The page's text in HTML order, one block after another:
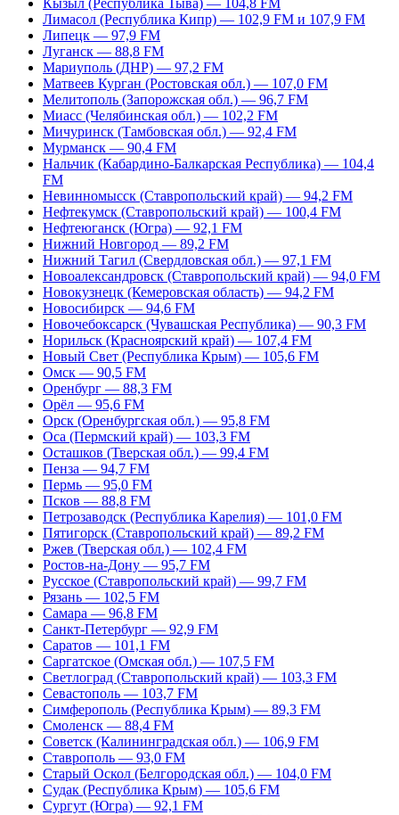
Кызыл (Республика Тыва) — 104,8 FM
Лимасол (Республика Кипр) — 102,9 FM и 107,9 FM
Липецк — 97,9 FM
Луганск — 88,8 FM
Мариуполь (ДНР) — 97,2 FM
Матвеев Курган (Ростовская обл.) — 107,0 FM
Мелитополь (Запорожская обл.) — 96,7 FM
Миасс (Челябинская обл.) — 102,2 FM
Мичуринск (Тамбовская обл.) — 92,4 FM
Мурманск — 90,4 FM
Нальчик (Кабардино-Балкарская Республика) — 104,4
FM
Невинномысск (Ставропольский край) — 94,2 FM
Нефтекумск (Ставропольский край) — 100,4 FM
Нефтеюганск (Югра) — 92,1 FM
Нижний Новгород — 89,2 FM
Нижний Тагил (Свердловская обл.) — 97,1 FM
Новоалександровск (Ставропольский край) — 94,0 FM
Новокузнецк (Кемеровская область) — 94,2 FM
Новосибирск — 94,6 FM
Новочебоксарск (Чувашская Республика) — 90,3 FM
Норильск (Красноярский край) — 107,4 FM
Новый Свет (Республика Крым) — 105,6 FM
Омск — 90,5 FM
Оренбург — 88,3 FM
Орёл — 95,6 FM
Орск (Оренбургская обл.) — 95,8 FM
Оса (Пермский край) — 103,3 FM
Осташков (Тверская обл.) — 99,4 FM
Пенза — 94,7 FM
Пермь — 95,0 FM
Псков — 88,8 FM
Петрозаводск (Республика Карелия) — 101,0 FM
Пятигорск (Ставропольский край) — 89,2 FM
Ржев (Тверская обл.) — 102,4 FM
Ростов-на-Дону — 95,7 FM
Русское (Ставропольский край) — 99,7 FM
Рязань — 102,5 FM
Самара — 96,8 FM
Санкт-Петербург — 92,9 FM
Саратов — 101,1 FM
Саргатское (Омская обл.) — 107,5 FM
Светлоград (Ставропольский край) — 103,3 FM
Севастополь — 103,7 FM
Симферополь (Республика Крым) — 89,3 FM
Смоленск — 88,4 FM
Советск (Калининградская обл.) — 106,9 FM
Ставрополь — 93,0 FM
Старый Оскол (Белгородская обл.) — 104,0 FM
Судак (Республика Крым) — 105,6 FM
Сургут (Югра) — 92,1 FM